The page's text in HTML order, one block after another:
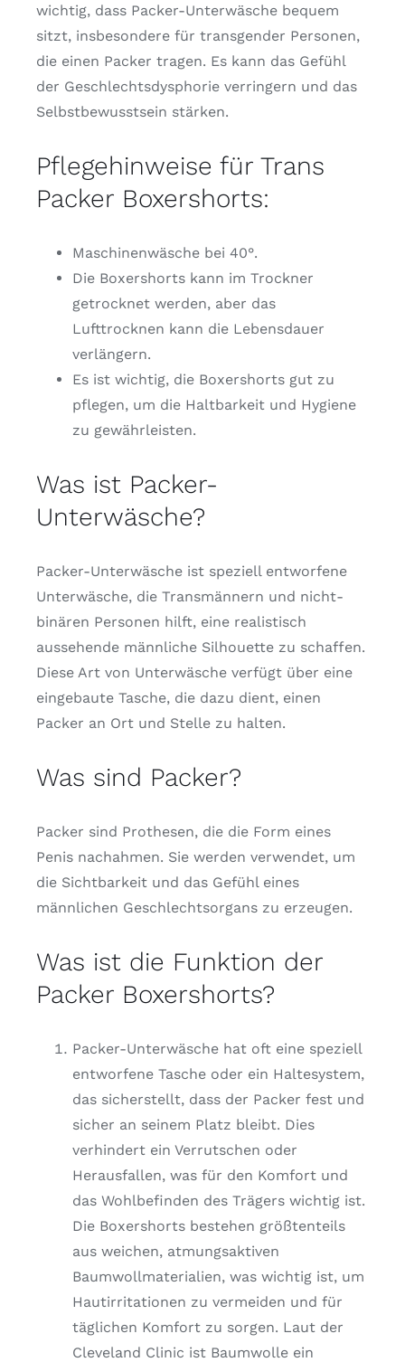
wichtig, dass Packer-Unterwäsche bequem
sitzt, insbesondere für transgender Personen,
die einen Packer tragen. Es kann das Gefühl
der Geschlechtsdysphorie verringern und das
Selbstbewusstsein stärken.
Pflegehinweise für Trans
Packer Boxershorts:
Maschinenwäsche bei 40°.
Die Boxershorts kann im Trockner
getrocknet werden, aber das
Lufttrocknen kann die Lebensdauer
verlängern.
Es ist wichtig, die Boxershorts gut zu
pflegen, um die Haltbarkeit und Hygiene
zu gewährleisten.
Was ist Packer-
Unterwäsche?
Packer-Unterwäsche ist speziell entworfene
Unterwäsche, die Transmännern und nicht-
binären Personen hilft, eine realistisch
aussehende männliche Silhouette zu schaffen.
Diese Art von Unterwäsche verfügt über eine
eingebaute Tasche, die dazu dient, einen
Packer an Ort und Stelle zu halten.
Was sind Packer?
Packer sind Prothesen, die die Form eines
Penis nachahmen. Sie werden verwendet, um
die Sichtbarkeit und das Gefühl eines
männlichen Geschlechtsorgans zu erzeugen.
Was ist die Funktion der
Packer Boxershorts?
Packer-Unterwäsche hat oft eine speziell
entworfene Tasche oder ein Haltesystem,
das sicherstellt, dass der Packer fest und
sicher an seinem Platz bleibt. Dies
verhindert ein Verrutschen oder
Herausfallen, was für den Komfort und
das Wohlbefinden des Trägers wichtig ist.
Die Boxershorts bestehen größtenteils
aus weichen, atmungsaktiven
Baumwollmaterialien, was wichtig ist, um
Hautirritationen zu vermeiden und für
täglichen Komfort zu sorgen. Laut der
Cleveland Clinic ist Baumwolle ein